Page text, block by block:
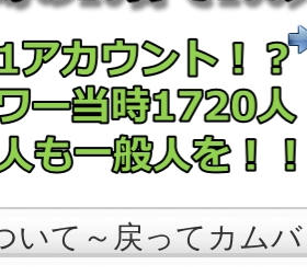
いて～戻ってカム